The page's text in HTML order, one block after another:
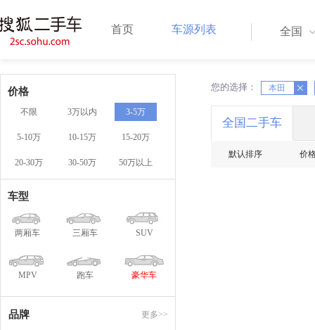
首页 车源列表 全国
价格
不限 3万以内 3-5万
5-10万 10-15万 15-20万
20-30万 30-50万 50万以上
车型
两厢车 三厢车 SUV
MPV 跑车 豪华车
品牌 更多>>
您的选择： 本田
X X
全国二手车
默认排序 价